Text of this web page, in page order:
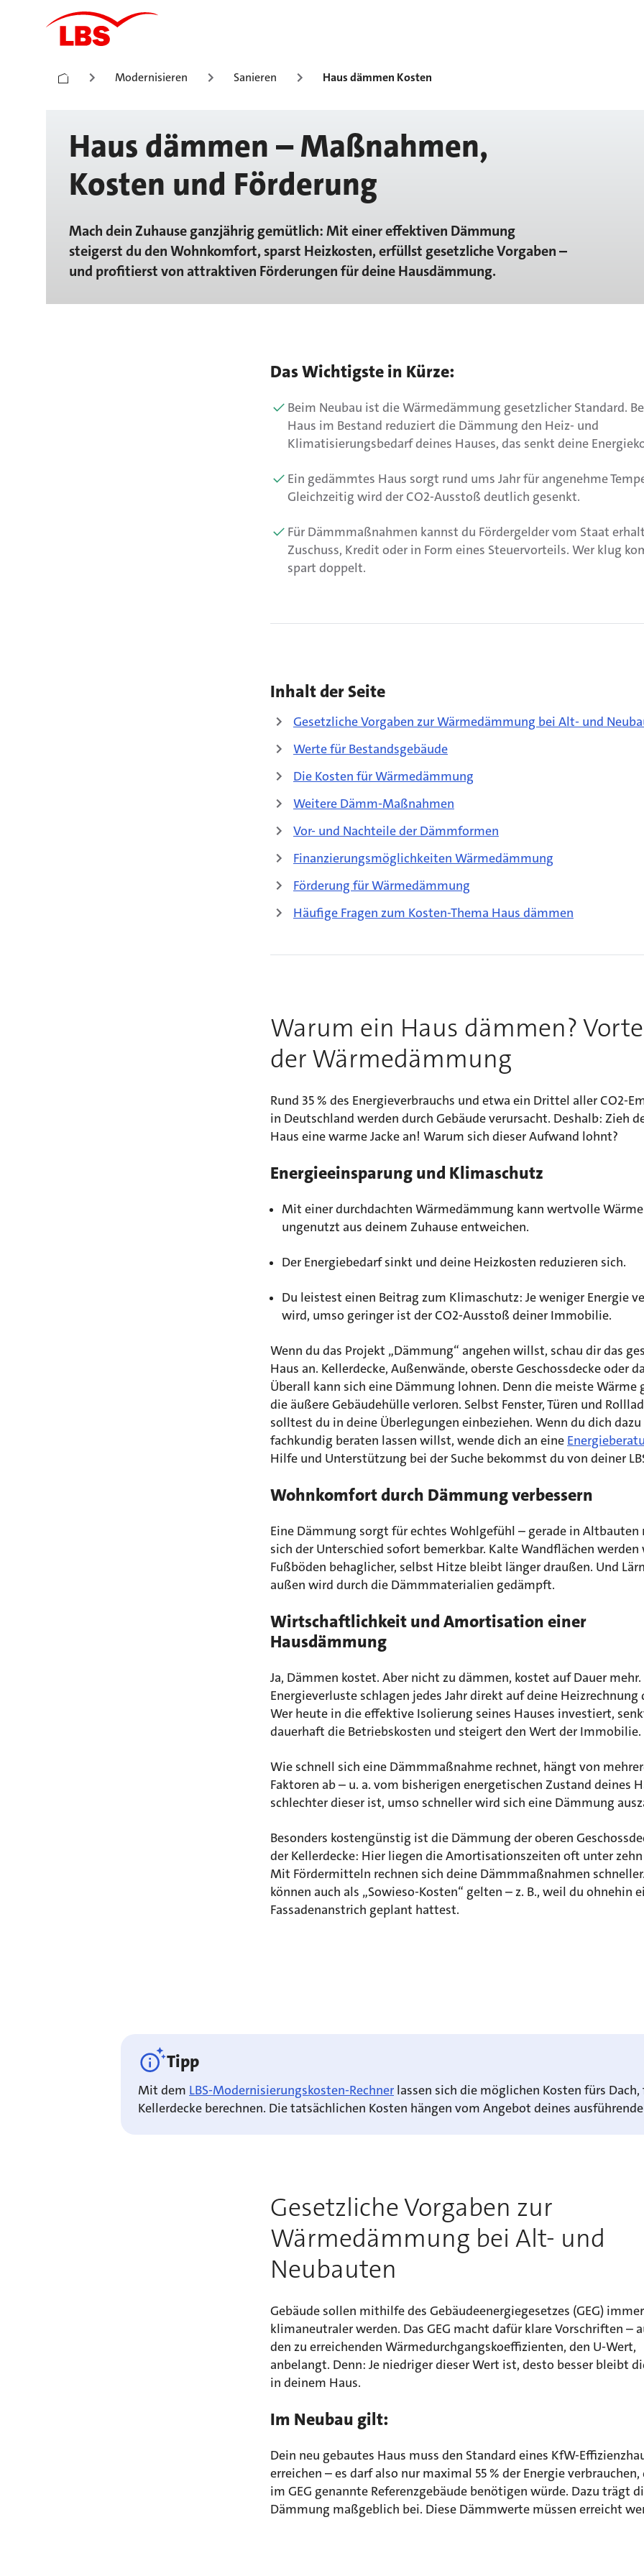
Modernisieren Sanieren Haus dämmen Kosten
Haus dämmen – Maßnahmen,
Kosten und Förderung
Mach dein Zuhause ganzjährig gemütlich: Mit einer effektiven Dämmung
steigerst du den Wohnkomfort, sparst Heizkosten, erfüllst gesetzliche Vorgaben –
und profitierst von attraktiven Förderungen für deine Hausdämmung.
Das Wichtigste in Kürze:
Beim Neubau ist die Wärmedämmung gesetzlicher Standard.
Haus im Bestand reduziert die Dämmung den Heiz- und
Klimatisierungsbedarf deines Hauses, das senkt deine
Ein gedämmtes Haus sorgt rund ums Jahr für angenehme
Gleichzeitig wird der CO2-Ausstoß deutlich gesenkt.
Für Dämmmaßnahmen kannst du Fördergelder vom Staat
Zuschuss, Kredit oder in Form eines Steuervorteils. Wer klug
spart doppelt.
Inhalt der Seite
Gesetzliche Vorgaben zur Wärmedämmung bei Alt- und
Werte für Bestandsgebäude
Die Kosten für Wärmedämmung
Weitere Dämm-Maßnahmen
Vor- und Nachteile der Dämmformen
Finanzierungsmöglichkeiten Wärmedämmung
Förderung für Wärmedämmung
Häufige Fragen zum Kosten-Thema Haus dämmen
Warum ein Haus dämmen?
der Wärmedämmung
Rund 35 % des Energieverbrauchs und etwa ein Drittel aller CO2-
in Deutschland werden durch Gebäude verursacht. Deshalb: Zieh
Haus eine warme Jacke an! Warum sich dieser Aufwand lohnt?
Energieeinsparung und Klimaschutz
Mit einer durchdachten Wärmedämmung kann wertvolle
ungenutzt aus deinem Zuhause entweichen.
Der Energiebedarf sinkt und deine Heizkosten reduzieren sich.
Du leistest einen Beitrag zum Klimaschutz: Je weniger Energie
wird, umso geringer ist der CO2-Ausstoß deiner Immobilie.
Wenn du das Projekt „Dämmung“ angehen willst, schau dir das
Haus an. Kellerdecke, Außenwände, oberste Geschossdecke oder
Überall kann sich eine Dämmung lohnen. Denn die meiste Wärme
die äußere Gebäudehülle verloren. Selbst Fenster, Türen und
solltest du in deine Überlegungen einbeziehen. Wenn du dich dazu
fachkundig beraten lassen willst, wende dich an eine
Hilfe und Unterstützung bei der Suche bekommst du von deiner
Wohnkomfort durch Dämmung verbessern
Eine Dämmung sorgt für echtes Wohlgefühl – gerade in Altbauten
sich der Unterschied sofort bemerkbar. Kalte Wandflächen werden
Fußböden behaglicher, selbst Hitze bleibt länger draußen. Und
außen wird durch die Dämmmaterialien gedämpft.
Wirtschaftlichkeit und Amortisation einer
Hausdämmung
Ja, Dämmen kostet. Aber nicht zu dämmen, kostet auf Dauer mehr.
Energieverluste schlagen jedes Jahr direkt auf deine Heizrechnung
Wer heute in die effektive Isolierung seines Hauses investiert,
dauerhaft die Betriebskosten und steigert den Wert der Immobilie.
Wie schnell sich eine Dämmmaßnahme rechnet, hängt von
Faktoren ab – u. a. vom bisherigen energetischen Zustand deines
schlechter dieser ist, umso schneller wird sich eine Dämmung
Besonders kostengünstig ist die Dämmung der oberen
der Kellerdecke: Hier liegen die Amortisationszeiten oft unter zehn
Mit Fördermitteln rechnen sich deine Dämmmaßnahmen
können auch als „Sowieso-Kosten“ gelten – z. B., weil du ohnehin
Fassadenanstrich geplant hattest.
Tipp
Mit dem LBS-Modernisierungskosten-Rechner lassen sich die möglichen Kosten fürs
Kellerdecke berechnen. Die tatsächlichen Kosten hängen vom Angebot deines
Gesetzliche Vorgaben zur
Wärmedämmung bei Alt- und
Neubauten
Gebäude sollen mithilfe des Gebäudeenergiegesetzes (GEG) immer
klimaneutraler werden. Das GEG macht dafür klare Vorschriften –
den zu erreichenden Wärmedurchgangskoeffizienten, den U-Wert,
anbelangt. Denn: Je niedriger dieser Wert ist, desto besser bleibt
in deinem Haus.
Im Neubau gilt:
Dein neu gebautes Haus muss den Standard eines KfW-
erreichen – es darf also nur maximal 55 % der Energie verbrauchen,
im GEG genannte Referenzgebäude benötigen würde. Dazu trägt
Dämmung maßgeblich bei. Diese Dämmwerte müssen erreicht